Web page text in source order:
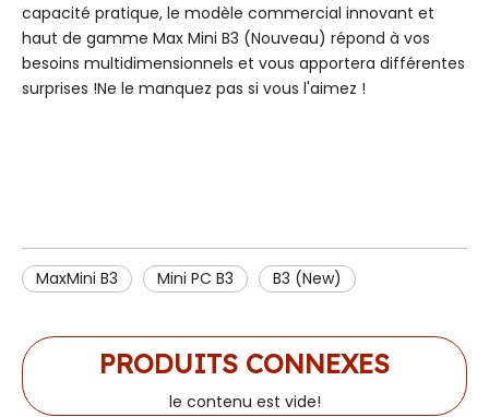
capacité pratique, le modèle commercial innovant et
haut de gamme Max Mini B3 (Nouveau) répond à vos
besoins multidimensionnels et vous apportera différentes
surprises !Ne le manquez pas si vous l'aimez !
MaxMini B3 Mini PC B3 B3 (New)
PRODUITS CONNEXES
le contenu est vide!